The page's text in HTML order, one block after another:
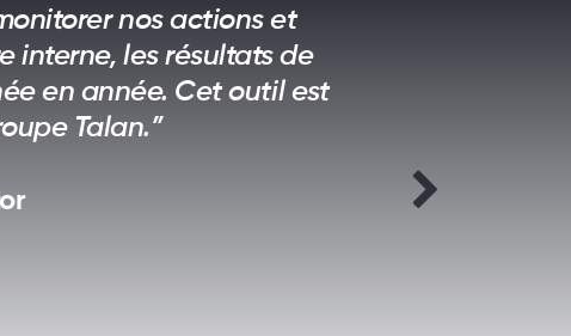
nos actions et
interne, les résultats de
en année. Cet outil est
Talan.”